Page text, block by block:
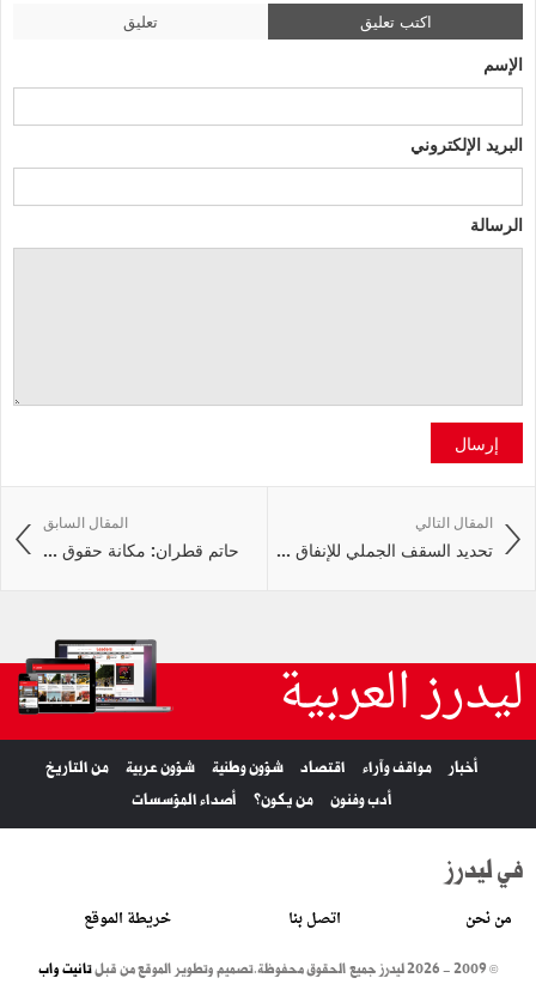
اكتب تعليق تعليق
الإسم
البريد الإلكتروني
الرسالة
إرسال
المقال السابق
حاتم قطران: مكانة حقوق ...
المقال التالي
تحديد السقف الجملي للإنفاق ...
ليدرز العربية
أخبار مواقف وآراء اقتصاد شؤون وطنية شؤون عربية
من التاريخ
أدب وفنون
من يكون؟ أصداء المؤسسات
في ليدرز
من نحن اتصل بنا خريطة الموقع
© 2009 - 2026 ليدرز جميع الحقوق محفوظة. تصميم وتطوير الموقع من قبلتانيت واب